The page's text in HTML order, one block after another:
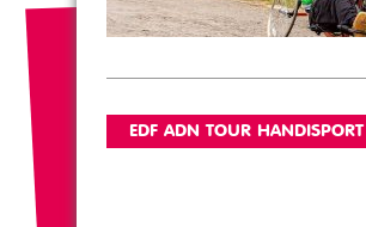
EDF ADN TOUR HANDISPORT